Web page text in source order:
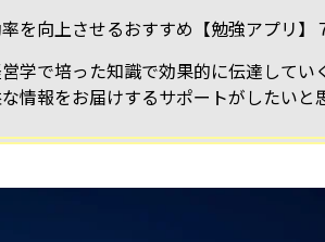
を向上させるおすすめ【勉強アプリ】
学で培った知識で効果的に伝達して
情報をお届けするサポートがしたいと